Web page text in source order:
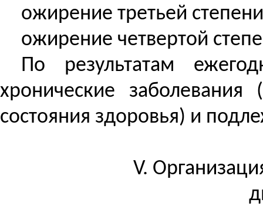
ожирение третьей
ожирение четвертой
По результатам
хронические
состояния здоровья) и
V.